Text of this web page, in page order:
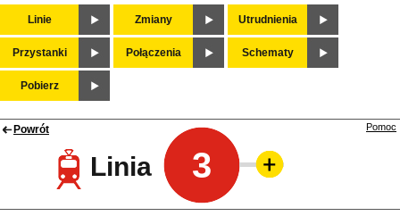
Linie Zmiany Utrudnienia
Przystanki Połączenia Schematy
Pobierz
Powrót
Linia 3
Pomoc